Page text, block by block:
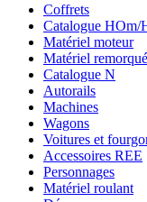
Coffrets
Catalogue HOm/
Matériel moteur
Matériel remorqué
Catalogue N
Autorails
Machines
Wagons
Voitures et
Accessoires REE
Personnages
Matériel roulant